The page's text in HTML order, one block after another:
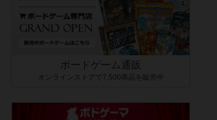
ボードゲーム通販
オンラインストアで7,500商品を販売中